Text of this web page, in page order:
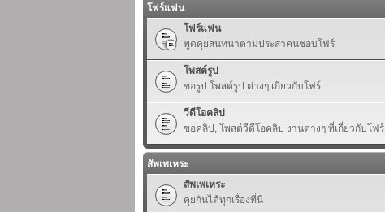
โฟร์แฟน
โฟร์แฟน
พูดคุยสนทนาตามประสาคนชอบโฟร์
โพสต์รูป
ขอรูป โพสต์รูป ต่างๆ เกี่ยวกับโฟร์
วีดีโอคลิป
ขอคลิป, โพสต์วีดีโอคลิป งานต่างๆ ที่เกี่ยวกับโฟร์
สัพเพเหระ
สัพเพเหระ
คุยกันได้ทุกเรื่องที่นี่